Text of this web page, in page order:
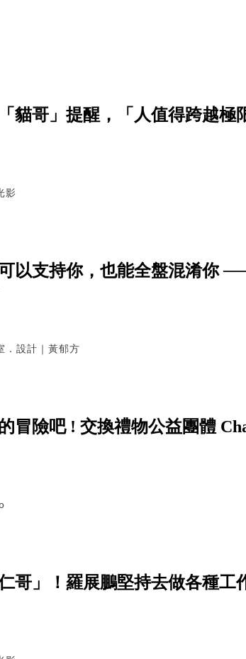
貓哥」提醒，「人值得跨越極
影
以支持你，也能全盤混淆你
．設計｜黃郁方
冒險吧 ! 交換禮物公益團體
哥」！羅展鵬堅持去做各種工